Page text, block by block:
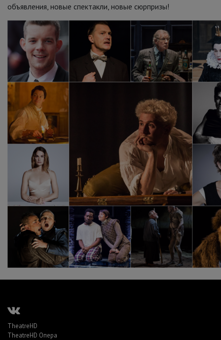
объявления, новые спектакли, новые сюрпризы!
TheatreHD
TheatreHD Опера